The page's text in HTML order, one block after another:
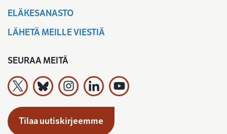
ELÄKESANASTO
LÄHETÄ MEILLE VIESTIÄ
SEURAA MEITÄ
Työeläkevakuuttajat TELA ry X:ssä
Työeläkevakuuttajat TELA ry Bluesky:ssa
Työeläkevakuuttajat TELA ry
Työeläkevakuuttajat TELA ry
Työeläkevakuuttajat TELA ry
Tilaa uutiskirjeemme